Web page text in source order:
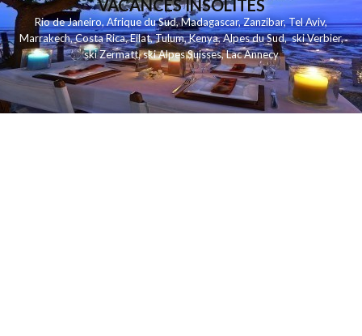
VACANCES INSOLITES
Rio de Janeiro,Afrique du Sud,Madagascar,Zanzibar,Tel Aviv,
Marrakech,Costa Rica,Eilat,Tulum,Kenya,Alpes du Sud,ski Verbier,
ski Zermatt,ski Alpes Suisses,Lac Annecy